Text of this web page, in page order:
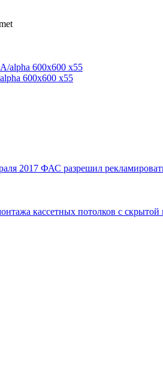
600x600 x55
2017 ФАС разрешил
кассетных потолков с скрытой